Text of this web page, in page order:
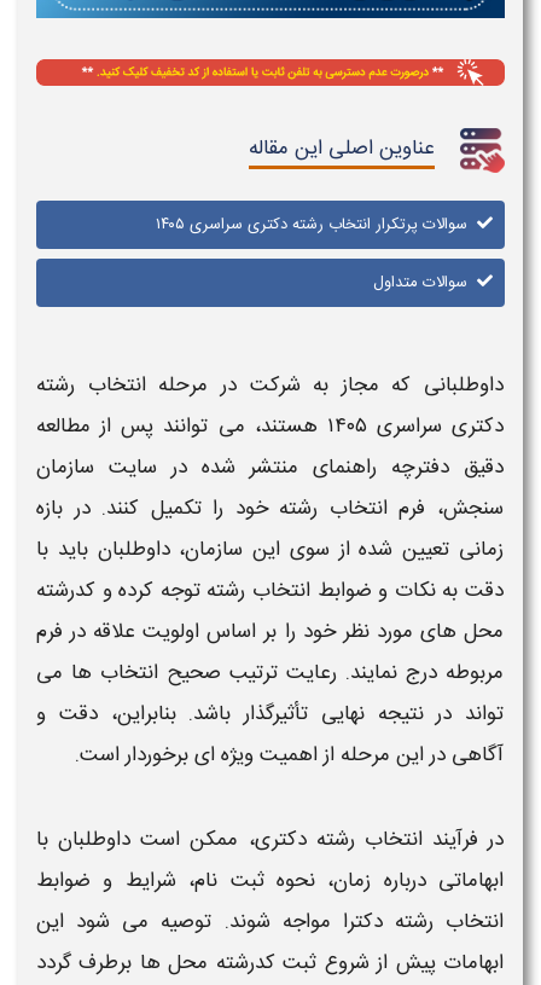
عناوین اصلی این مقاله
سوالات پرتکرار انتخاب رشته دکتری سراسری ۱۴۰۵​
سوالات متداول
داوطلبانی که مجاز به شرکت در مرحلهانتخاب رشته
دکتری سراسری ۱۴۰۵
هستند، می‌ توانند پس از مطالعه
دقیق دفترچه راهنمای منتشر شده در سایت سازمان
سنجش، فرمانتخاب رشته خود را تکمیل کنند. در بازه
زمانی تعیین‌ شده از سوی این سازمان، داوطلبان باید با
دقت به نکات و ضوابط انتخاب رشته توجه کرده و کدرشته‌
محل‌ های مورد نظر خود را بر اساس اولویت علاقه در فرم
مربوطه درج نمایند. رعایت ترتیب صحیح انتخاب‌ ها می‌
تواند در نتیجه نهایی تأثیرگذار باشد. بنابراین، دقت و
آگاهی در این مرحله از اهمیت ویژه‌ ای برخوردار است.
در فرآیندانتخاب رشته دکتری، ممکن است داوطلبان با
ابهاماتی درباره زمان، نحوه ثبت‌ نام، شرایط و ضوابط
انتخاب رشته دکترا مواجه شوند. توصیه می‌ شود این
ابهامات پیش از شروع ثبت کدرشته‌ محل‌ ها برطرف گردد